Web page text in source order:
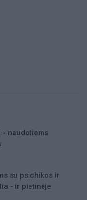
- naudotiems
su psichikos ir
- ir pietinėje